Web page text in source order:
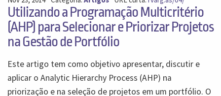
Utilizando a Programação Multicritério
(AHP) para Selecionar e Priorizar Projetos
na Gestão de Portfólio
Este artigo tem como objetivo apresentar, discutir e
aplicar o Analytic Hierarchy Process (AHP) na
priorização e na seleção de projetos em um portfólio. O